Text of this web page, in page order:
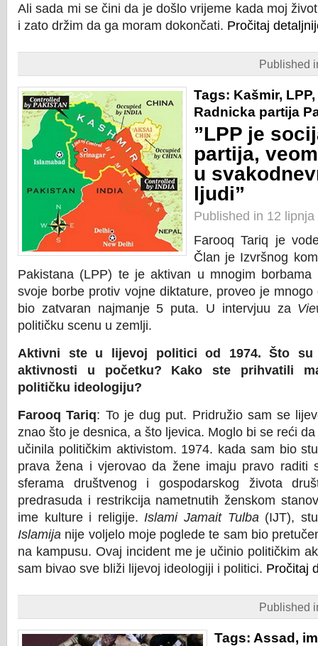
Ali sada mi se čini da je došlo vrijeme kada moj
i zato držim da ga moram dokončati. Pročitaj
Published
Tags: Kašmir, LPP,
Radnicka partija
”LPP je
partija,
u
ljudi”
Published in 12 lipnja
Farooq Tariq je
Član je Izvršnog
Pakistana (LPP) te je aktivan u mnogim borbama
svoje borbe protiv vojne diktature, proveo je
bio zatvaran najmanje 5 puta. U intervjuu za
političku scenu u zemlji.
Aktivni ste u lijevoj politici od 1974. Što su
aktivnosti u početku? Kako ste prihvatili
političku ideologiju?
Farooq Tariq: To je dug put. Pridružio sam se
znao što je desnica, a što ljevica. Moglo bi se reći
učinila političkim aktivistom. 1974. kada sam bio
prava žena i vjerovao da žene imaju pravo raditi
sferama društvenog i gospodarskog života
predrasuda i restrikcija nametnutih ženskom
ime kulture i religije. Islami Jamait Tulba (IJT),
Islamija nije voljelo moje poglede te sam bio
na kampusu. Ovaj incident me je učinio političkim
sam bivao sve bliži lijevoj ideologiji i politici. Pročitaj
Published
Tags: Assad ,